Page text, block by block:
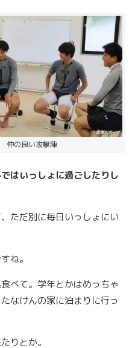
仲の良い攻撃陣
はいっしょに過ごしたりし
ただ別に毎日いっしょにい
ね。
べて。学年とかはめっちゃ
なけんの家に泊まりに行っ
りとか。